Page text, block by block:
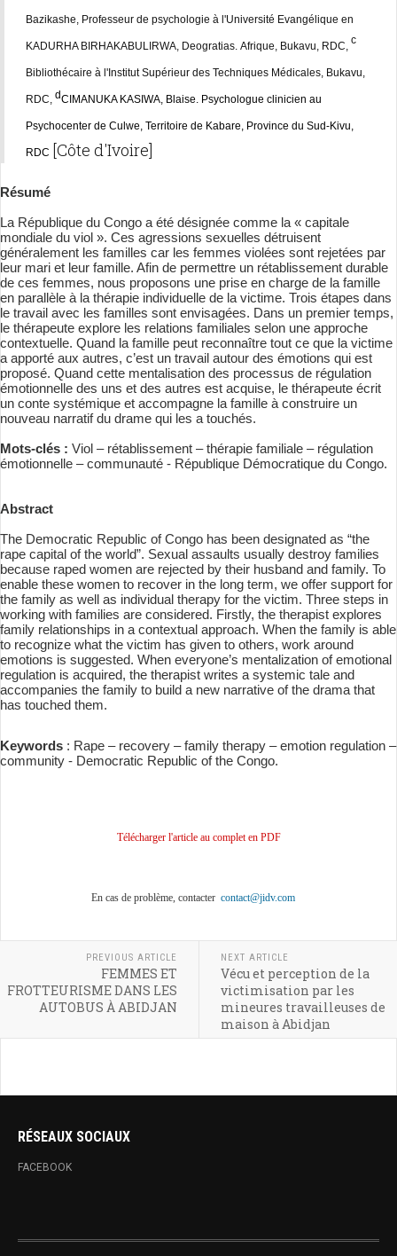
Bazikashe, Professeur de psychologie à l'Université Evangélique en
Afrique, Bukavu, RDC, c
KADURHA BIRHAKABULIRWA, Deogratias.
Bibliothécaire à l'Institut Supérieur des Techniques Médicales, Bukavu,
RDC, dCIMANUKA KASIWA, Blaise. Psychologue clinicien au
Psychocenter de Culwe, Territoire de Kabare, Province du Sud-Kivu,
RDC [Côte d'Ivoire]
Résumé
La République du Congo a été désignée comme la « capitale
mondiale du viol ». Ces agressions sexuelles détruisent
généralement les familles car les femmes violées sont rejetées par
leur mari et leur famille. Afin de permettre un rétablissement durable
de ces femmes, nous proposons une prise en charge de la famille
en parallèle à la thérapie individuelle de la victime. Trois étapes dans
le travail avec les familles sont envisagées. Dans un premier temps,
le thérapeute explore les relations familiales selon une approche
contextuelle. Quand la famille peut reconnaître tout ce que la victime
a apporté aux autres, c’est un travail autour des émotions qui est
proposé. Quand cette mentalisation des processus de régulation
émotionnelle des uns et des autres est acquise, le thérapeute écrit
un conte systémique et accompagne la famille à construire un
nouveau narratif du drame qui les a touchés.
Mots-clés : Viol – rétablissement – thérapie familiale – régulation
émotionnelle – communauté - République Démocratique du Congo.
Abstract
The Democratic Republic of Congo has been designated as “the
rape capital of the world”. Sexual assaults usually destroy families
because raped women are rejected by their husband and family. To
enable these women to recover in the long term, we offer support for
the family as well as individual therapy for the victim. Three steps in
working with families are considered. Firstly, the therapist explores
family relationships in a contextual approach. When the family is able
to recognize what the victim has given to others, work around
emotions is suggested. When everyone’s mentalization of emotional
regulation is acquired, the therapist writes a systemic tale and
accompanies the family to build a new narrative of the drama that
has touched them.
Keywords : Rape – recovery – family therapy – emotion regulation –
community - Democratic Republic of the Congo.
Télécharger l'article au complet en PDF
En cas de problème, contacter contact@jidv.com
PREVIOUS ARTICLE
FEMMES ET
FROTTEURISME DANS LES
AUTOBUS À ABIDJAN
NEXT ARTICLE
Vécu et perception de la
victimisation par les
mineures travailleuses de
maison à Abidjan
RÉSEAUX SOCIAUX
FACEBOOK